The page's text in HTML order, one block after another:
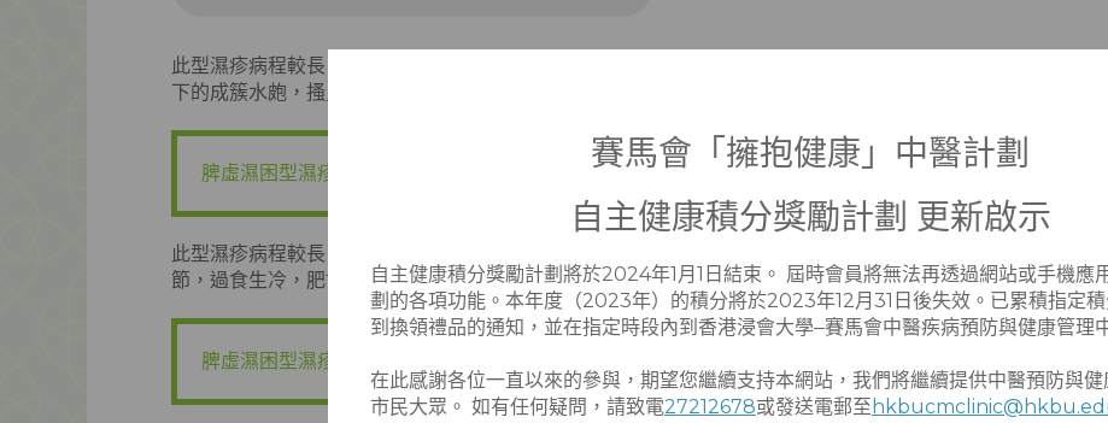
賽馬會「擁抱健康」中醫計劃
自主健康積分獎勵計劃 更新啟示
自主健康積分獎勵計劃將於2024年1月1日結束。 屆時會員將無法再透過網站或手機應
劃的各項功能。本年度（2023年）的積分將於2023年12月31日後失效。已累積指定
到換領禮品的通知，並在指定時段內到香港浸會大學‒賽馬會中醫疾病預防與健康管理
在此感謝各位一直以來的參與，期望您繼續支持本網站，我們將繼續提供中醫預防與
市民大眾。 如有任何疑問，請致電27212678或發送電郵至
此型濕疹病程較長，多反覆發作，皮膚增厚、粗糙，以丘疹、丘疱疹為主，皮疹黯淡不紅，或見皮
下的成簇水皰，搔見滲水，後期則乾燥脫屑，食慾不振、體倦乏力、大便溏爛，腹脹，腸鳴。
脾虛濕困型濕疹是如何形成的？
此型濕疹病程較長，多因脾失健運、濕從內生所致。可以是先天脾胃虛弱，也可以是後天飲食不
節，過食生冷，肥甘厚味，損傷脾胃所致。也有患者是從濕熱蘊結型的濕疹長期不癒轉化而成的。
脾虛濕困型濕疹如何治療？
香
物等
徹夜
分型